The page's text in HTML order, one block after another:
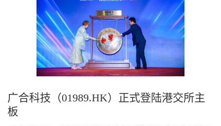
广合科技（01989.HK）正式登陆港交所主
板